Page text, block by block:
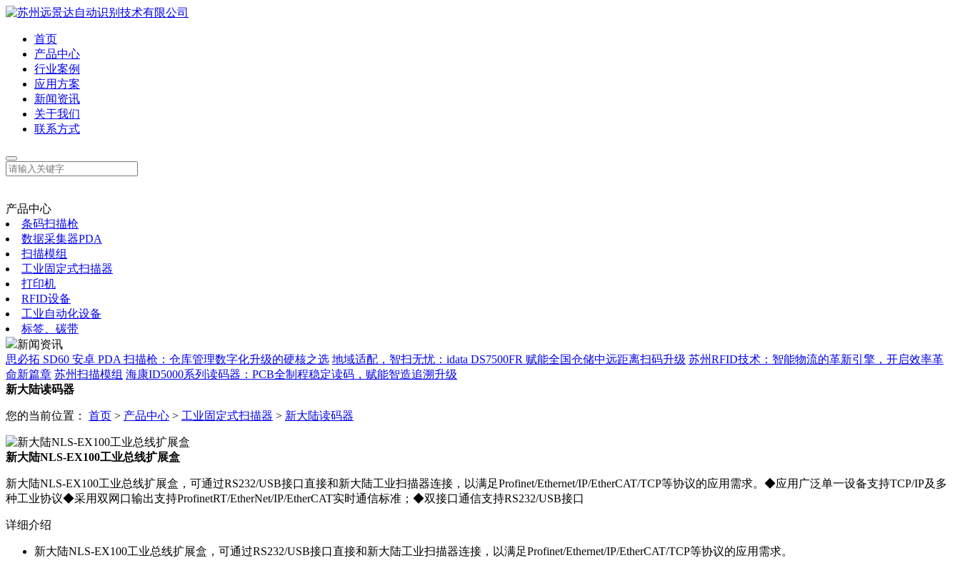
首页
产品中心
行业案例
应用方案
新闻资讯
关于我们
联系方式
产品中心
条码扫描枪
数据采集器PDA
扫描模组
工业固定式扫描器
打印机
RFID设备
工业自动化设备
标签、碳带
新闻资讯
思必拓 SD60 安卓 PDA 扫描枪：仓库管理数字化升级的硬核之选 地域适配，智扫无忧：idata DS7500FR 赋能全国仓储中远距离扫码升级 苏州RFID技术：智能物流的革新引擎，开启效率革
命新篇章 苏州扫描模组 海康ID5000系列读码器：PCB全制程稳定读码，赋能智造追溯升级
新大陆读码器
您的当前位置： 首页 > 产品中心 > 工业固定式扫描器 > 新大陆读码器
新大陆NLS-EX100工业总线扩展盒
新大陆NLS-EX100工业总线扩展盒，可通过RS232/USB接口直接和新大陆工业扫描器连接，以满足Profinet/Ethernet/IP/EtherCAT/TCP等协议的应用需求。◆应用广泛单一设备支持TCP/IP及多
种工业协议◆采用双网口输出支持ProfinetRT/EtherNet/IP/EtherCAT实时通信标准；◆双接口通信支持RS232/USB接口
详细介绍
新大陆NLS-EX100工业总线扩展盒，可通过RS232/USB接口直接和新大陆工业扫描器连接，以满足Profinet/Ethernet/IP/EtherCAT/TCP等协议的应用需求。